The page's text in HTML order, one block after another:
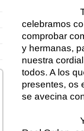
celebramos
comprobar
y hermanas,
nuestra
todos. A los
presentes, os
se avecina